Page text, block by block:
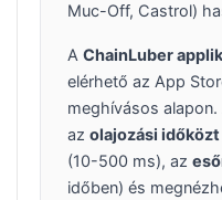
Muc-Off, Castrol)
A ChainLuber
elérhető az App
meghívásos
az olajozási időközt
(10-500 ms), az
időben) és